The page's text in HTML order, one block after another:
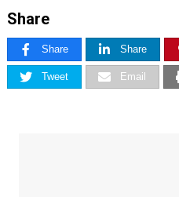
Share
Share Share
Tweet Email